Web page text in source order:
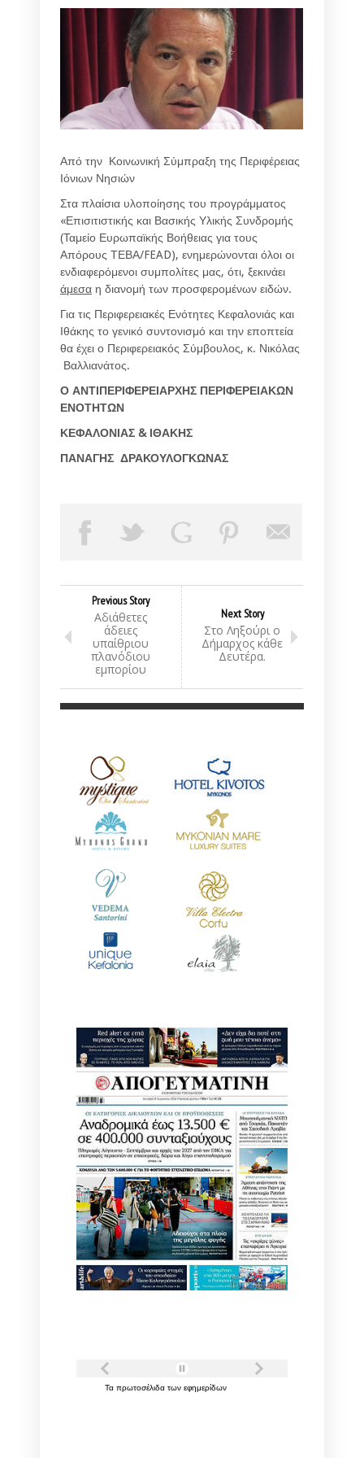
Από την Κοινωνική Σύμπραξη της Περιφέρειας
Ιόνιων Νησιών
Στα πλαίσια υλοποίησης του προγράμματος
«Επισιτιστικής και Βασικής Υλικής Συνδρομής
(Ταμείο Ευρωπαϊκής Βοήθειας για τους
Απόρους ΤΕΒΑ/FEAD), ενημερώνονται όλοι οι
ενδιαφερόμενοι συμπολίτες μας, ότι, ξεκινάει
άμεσα η διανομή των προσφερομένων ειδών.
Για τις Περιφερειακές Ενότητες Κεφαλονιάς και
Ιθάκης το γενικό συντονισμό και την εποπτεία
θα έχει ο Περιφερειακός Σύμβουλος, κ. Νικόλας
Βαλλιανάτος.
Ο ΑΝΤΙΠΕΡΙΦΕΡΕΙΑΡΧΗΣ ΠΕΡΙΦΕΡΕΙΑΚΩΝ
ΕΝΟΤΗΤΩΝ
ΚΕΦΑΛΟΝΙΑΣ & ΙΘΑΚΗΣ
ΠΑΝΑΓΗΣ ΔΡΑΚΟΥΛΟΓΚΩΝΑΣ
Previous Story
Αδιάθετες
άδειες
υπαίθριου
πλανόδιου
εμπορίου
Next Story
Στο Ληξούρι ο
Δήμαρχος κάθε
Δευτέρα.
Τα πρωτοσέλιδα των εφημερίδων